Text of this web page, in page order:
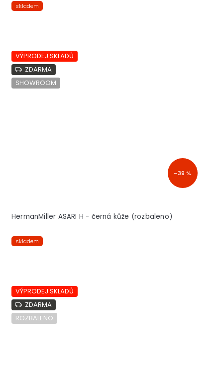
skladem
VÝPRODEJ SKLADŮ
ZDARMA
SHOWROOM
–39 %
HermanMiller ASARI H - černá kůže (rozbaleno)
skladem
VÝPRODEJ SKLADŮ
ZDARMA
ROZBALENO